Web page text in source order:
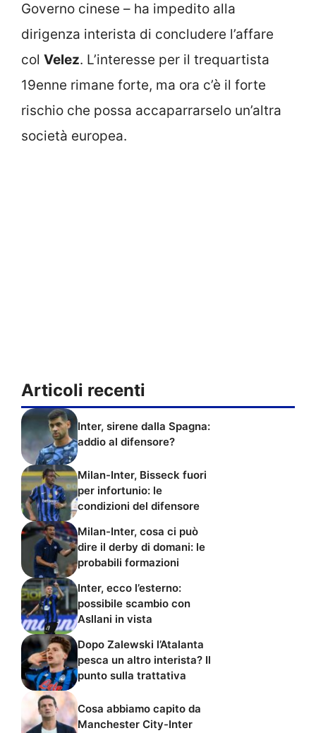
Governo cinese – ha impedito alla
dirigenza interista di concludere l’affare
col Velez. L’interesse per il trequartista
19enne rimane forte, ma ora c’è il forte
rischio che possa accaparrarselo un’altra
società europea.
Articoli recenti
Inter, sirene dalla Spagna:
addio al difensore?
Milan-Inter, Bisseck fuori
per infortunio: le
condizioni del difensore
Milan-Inter, cosa ci può
dire il derby di domani: le
probabili formazioni
Inter, ecco l’esterno:
possibile scambio con
Asllani in vista
Dopo Zalewski l’Atalanta
pesca un altro interista? Il
punto sulla trattativa
Cosa abbiamo capito da
Manchester City-Inter